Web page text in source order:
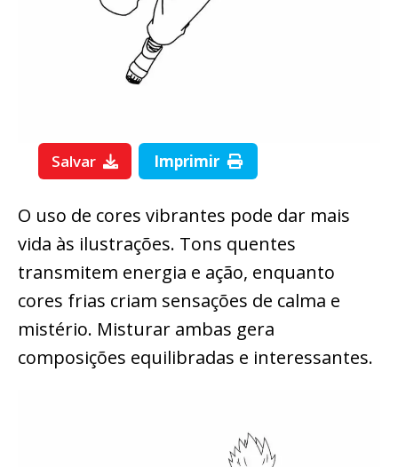
Salvar Imprimir
O uso de cores vibrantes pode dar mais
vida às ilustrações. Tons quentes
transmitem energia e ação, enquanto
cores frias criam sensações de calma e
mistério. Misturar ambas gera
composições equilibradas e interessantes.